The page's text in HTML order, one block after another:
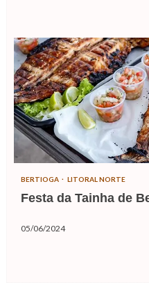
BERTIOGA LITORAL NORTE
Festa da Tainha de
05/06/2024